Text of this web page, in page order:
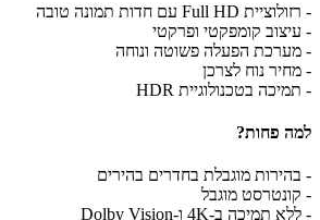
- רזולוציית Full HD עם חדות תמונה טובה
- עיצוב קומפקטי ופרקטי
- מערכת הפעלה פשוטה ונוחה
- מחיר נוח לצרכן
- תמיכה בטכנולוגיית HDR
למה פחות?
- בהירות מוגבלת בחדרים בהירים
- קונטרסט מוגבל
- ללא תמיכה ב-4K ו-Dolby Vision